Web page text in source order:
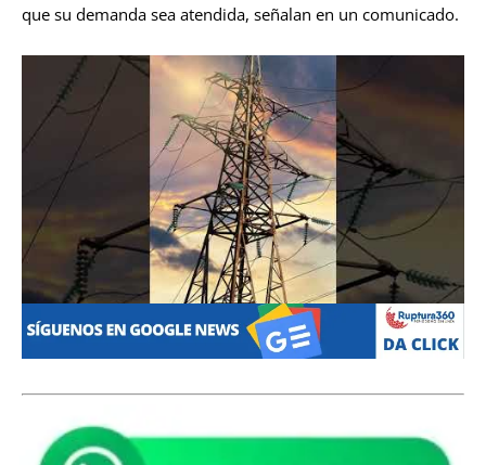
que su demanda sea atendida, señalan en un comunicado.